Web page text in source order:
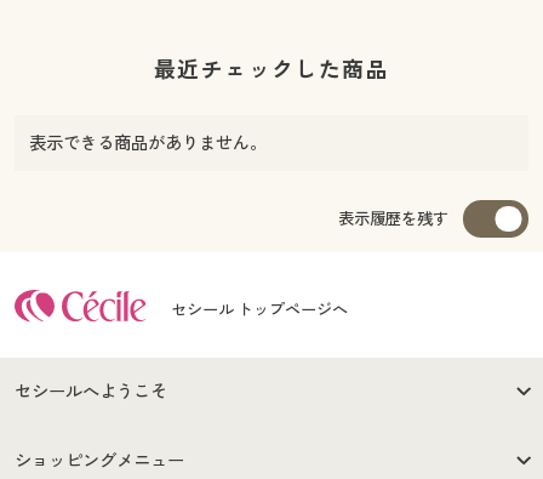
最近チェックした商品
表示できる商品がありません。
表示履歴を残す
セシール トップページへ
セシールへようこそ
はじめての方へ
ショッピングメニュー